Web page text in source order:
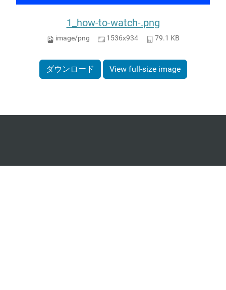
1_how-to-watch-.png
image/png 1536x934 79.1 KB
ダウンロード View full-size image